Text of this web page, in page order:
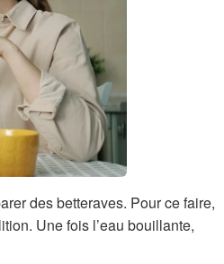
des betteraves. Pour ce faire,
Une fois l’eau bouillante,